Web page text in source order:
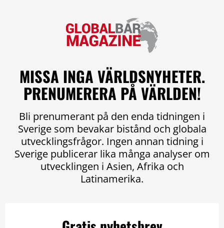
MISSA INGA VÄRLDSNYHETER.
PRENUMERERA PÅ VÄRLDEN!
Bli prenumerant på den enda tidningen i
Sverige som bevakar bistånd och globala
utvecklingsfrågor. Ingen annan tidning i
Sverige publicerar lika många analyser om
utvecklingen i Asien, Afrika och
Latinamerika.